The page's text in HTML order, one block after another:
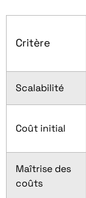
Critère
Scalabilité
Coût initial
Maîtrise des
coûts